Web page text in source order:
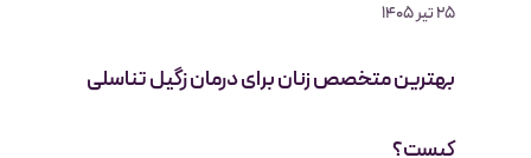
25 تیر 1405
بهترین متخصص زنان برای درمان زگیل تناسلی
کیست؟